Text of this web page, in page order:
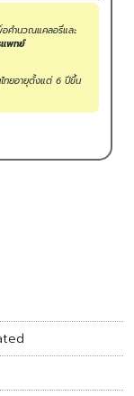
อคำนวณแคลอรี่และ
แพทย์
ไทยอายุตั้งแต่ 6 ปีขึ้น